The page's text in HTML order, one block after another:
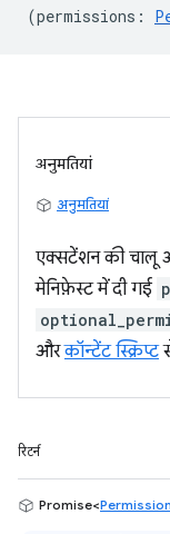
(permissions :
अनुमतियां
अनुमतियां
एक्सटेंशन की चालू
मेनिफ़ेस्ट में दी गई
औरकॉन्टेंट स्क्रिप्ट
रिटर्न
Promise<